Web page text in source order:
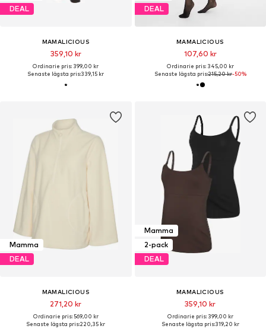
DEAL
MAMALICIOUS
359,10 kr
Ordinarie pris: 399,00 kr
Senaste lägsta pris:339,15 kr
DEAL
MAMALICIOUS
107,60 kr
Ordinarie pris: 345,00 kr
Senaste lägsta pris:215,20 kr-50%
Mamma
DEAL
MAMALICIOUS
271,20 kr
Ordinarie pris: 569,00 kr
Senaste lägsta pris:220,35 kr
Mamma
2-pack
DEAL
MAMALICIOUS
359,10 kr
Ordinarie pris: 399,00 kr
Senaste lägsta pris:319,20 kr